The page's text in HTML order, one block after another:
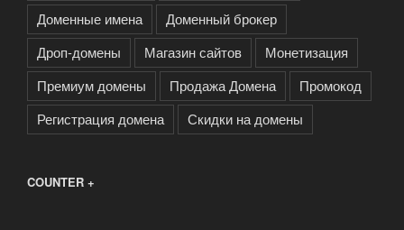
Доменные имена
Доменный брокер
Дроп-домены
Магазин сайтов
Монетизация
Премиум домены
Продажа Домена
Промокод
Регистрация домена
Скидки на домены
COUNTER +